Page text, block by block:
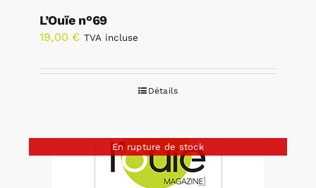
L’Ouïe n°69
19,00 € TVA incluse
Détails
En rupture de stock